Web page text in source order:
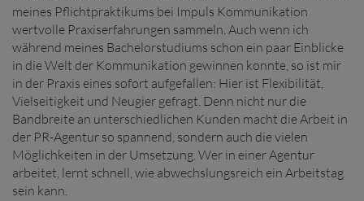
meines Pflichtpraktikums bei Impuls Kommunikation
wertvolle Praxiserfahrungen sammeln. Auch wenn ich
während meines Bachelorstudiums schon ein paar Einblicke
in die Welt der Kommunikation gewinnen konnte, so ist mir
in der Praxis eines sofort aufgefallen: Hier ist Flexibilität,
Vielseitigkeit und Neugier gefragt. Denn nicht nur die
Bandbreite an unterschiedlichen Kunden macht die Arbeit in
der PR-Agentur so spannend, sondern auch die vielen
Möglichkeiten in der Umsetzung. Wer in einer Agentur
arbeitet, lernt schnell, wie abwechslungsreich ein Arbeitstag
sein kann.